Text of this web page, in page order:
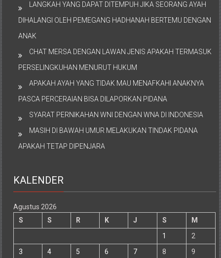
LANGKAH YANG DAPAT DITEMPUH JIKA SEORANG AYAH
DIHALANGI OLEH PEMEGANG HADHANAH BERTEMU DENGAN
ANAK
CHAT MERSA DENGAN LAWAN JENIS APAKAH TERMASUK
PERSELINGKUHAN MENURUT HUKUM
APAKAH AYAH YANG TIDAK MAU MENAFKAHI ANAKNYA
PASCA PERCERAIAN BISA DILAPORKAN PIDANA
SYARAT PERNIKAHAN WNI DENGAN WNA DI INDONESIA
MASIH DI BAWAH UMUR MELAKUKAN TINDAK PIDANA
APAKAH TETAP DIPENJARA
KALENDER
Agustus 2026
S
S R K J S
M
1
2
3
4 5 6 7 8
9